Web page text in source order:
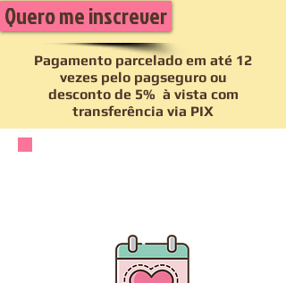
Quero me inscrever
Pagamento parcelado em até 12
vezes pelo pagseguro ou
desconto de 5% à vista com
transferência via PIX